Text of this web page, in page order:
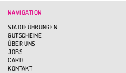
NAVIGATION
STADTFÜHRUNGEN
GUTSCHEINE
ÜBER UNS
JOBS
CARD
KONTAKT